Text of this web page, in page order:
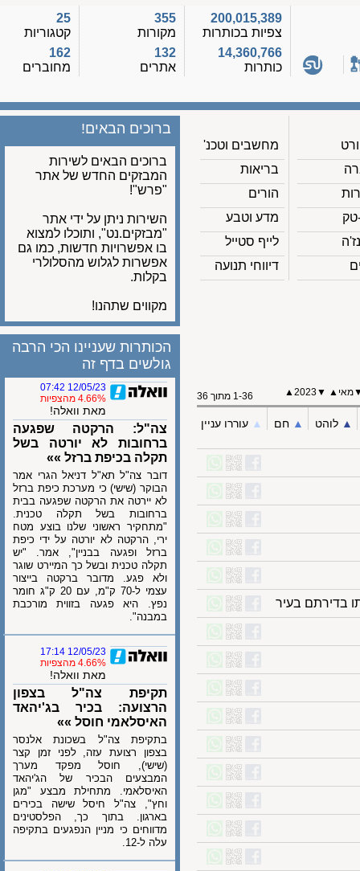
200,015,389
צפיות בכותרות
14,360,766
כותרות
355
מקורות
132
אתרים
קטגוריות
162
מחוברים
מחשבים וטכנ'
בריאות
הורים
מדע וטבע
לייף סטייל
דיווחי תנועה
ברוכים הבאים!
ברוכים הבאים לשירות
המבזקים החדש של אתר
"פרש"!
השירות ניתן על ידי אתר
"מבזקים.נט", ותוכלו למצוא
בו אפשרויות חדשות, כמו גם
אפשרות לגלוש מהסלולרי
בקלות.
מקווים שתהנו!
▲
▼
2023
▲ 1-36 מתוך 36
לוהט ▲︎ חם ▲︎ עוררו עניין
בעיר
הכותרות שעניינו הכי הרבה
גולשים בדף זה
12/05/23 07:42
4.66% מהצפיות
מאת וואלה!
צה"ל: הרקטה שפגעה
ברחובות לא יורטה בשל
תקלה בכיפת ברזל »»
דובר צה"ל תא"ל דניאל הגרי אמר
הבוקר (שישי) כי מערכת כיפת ברזל
לא יירטה את הרקטה שפגעה בבית
ברחובות בשל תקלה טכנית.
"מתחקיר ראשוני שלנו בוצע מטח
ירי, הרקטה לא יורטה על ידי כיפת
ברזל ופגעה בבניין", אמר. "יש
תקלה טכנית ובשל כך המיירט שוגר
ולא פגע. מדובר ברקטה בייצור
עצמי ל-70 ק"מ, עם 20 ק"ג חומר
נפץ. היא פגעה בזווית מורכבת
במבנה".
12/05/23 17:14
4.66% מהצפיות
מאת וואלה!
תקיפת צה"ל בצפון
הרצועה: בכיר בג'יהאד
האיסלאמי חוסל »»
בתקיפת צה"ל בשכונת אלנסר
בצפון רצועת עזה, לפני זמן קצר
(שישי), חוסל מפקד מערך
המבצעים הבכיר של הג'יהאד
האיסלאמי. מתחילת מבצע "מגן
וחץ", צה"ל חיסל שישה בכירים
בארגון. בתוך כך, הפלסטינים
מדווחים כי מניין הנפגעים בתקיפה
עלה ל-12.